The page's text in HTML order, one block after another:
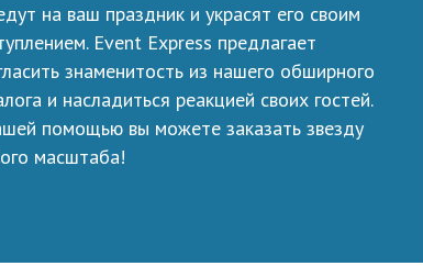
на ваш праздник и украсят его своим
Event Express предлагает
знаменитость из нашего обширного
и насладиться реакцией своих гостей.
помощью вы можете заказать звезду
масштаба!